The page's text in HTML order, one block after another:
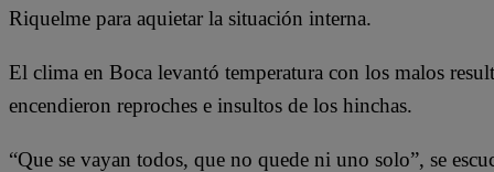
Riquelme para aquietar la situación interna.
El clima en Boca levantó temperatura con los malos
encendieron reproches e insultos de los hinchas.
“Que se vayan todos, que no quede ni uno solo”, se